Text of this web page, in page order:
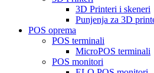
3D Printeri i skeneri
Punjenja za 3D
POS oprema
POS terminali
MicroPOS terminali
POS monitori